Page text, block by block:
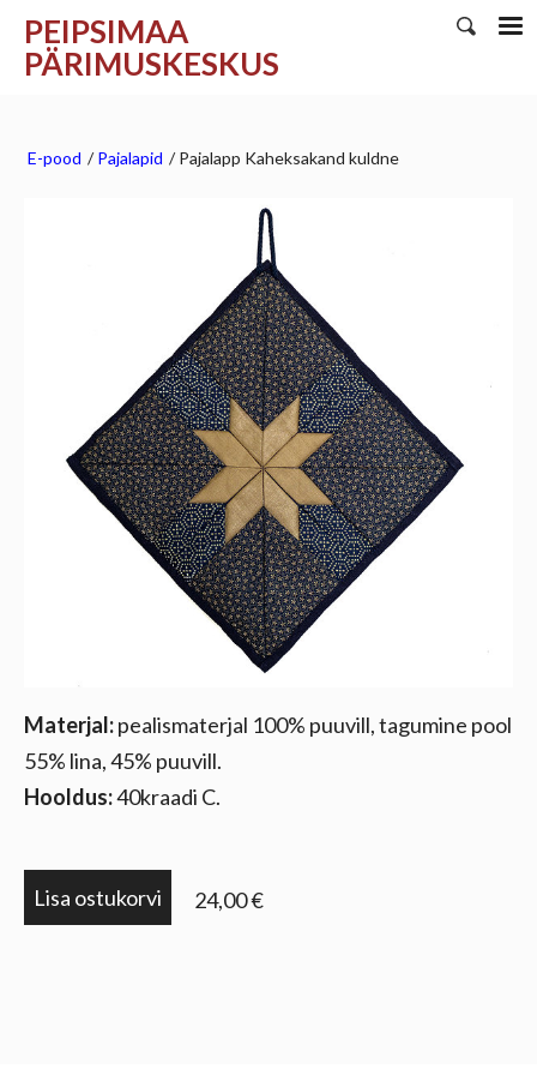
PEIPSIMAA
PÄRIMUSKESKUS
E-pood / Pajalapid / Pajalapp Kaheksakand kuldne
Materjal:pealismaterjal 100% puuvill, tagumine pool
55% lina, 45% puuvill.
Hooldus:40kraadi C.
Lisa ostukorvi 24,00 €